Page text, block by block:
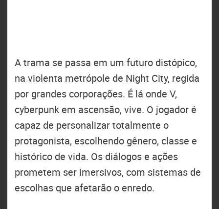
A trama se passa em um futuro distópico,
na violenta metrópole de Night City, regida
por grandes corporações. É lá onde V,
cyberpunk em ascensão, vive. O jogador é
capaz de personalizar totalmente o
protagonista, escolhendo gênero, classe e
histórico de vida. Os diálogos e ações
prometem ser imersivos, com sistemas de
escolhas que afetarão o enredo.